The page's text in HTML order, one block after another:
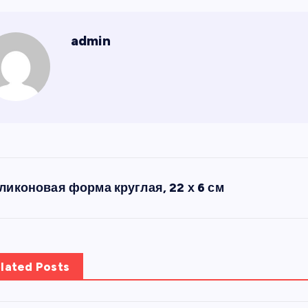
admin
форма круглая, 22 х 6 см
Posts